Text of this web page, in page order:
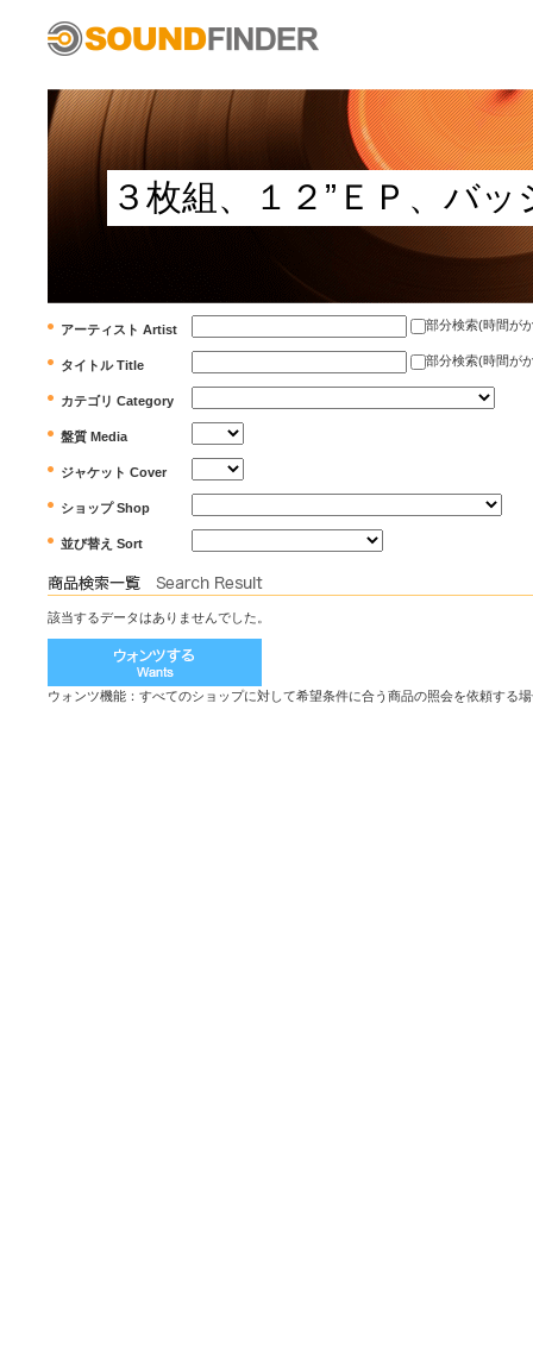
アーティスト Artist 部分検索(時間が
タイトル Title 部分検索(時間が
カテゴリ Category
盤質 Media
ジャケット Cover
ショップ Shop
並び替え Sort
該当するデータはありませんでした。
ウォンツ機能：すべてのショップに対して希望条件に合う商品の照会を依頼する